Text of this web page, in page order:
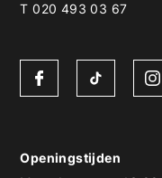
T 020 493 03 67
Openingstijden